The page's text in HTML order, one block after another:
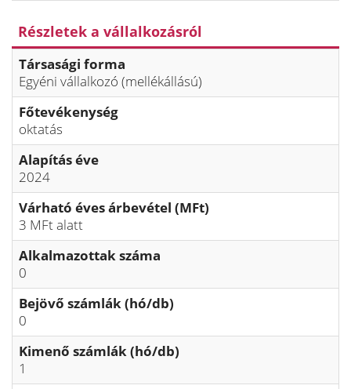
Részletek a vállalkozásról
Társasági forma
Egyéni vállalkozó (mellékállású)
Főtevékenység
oktatás
Alapítás éve
2024
Várható éves árbevétel (MFt)
3 MFt alatt
Alkalmazottak száma
0
Bejövő számlák (hó/db)
0
Kimenő számlák (hó/db)
1